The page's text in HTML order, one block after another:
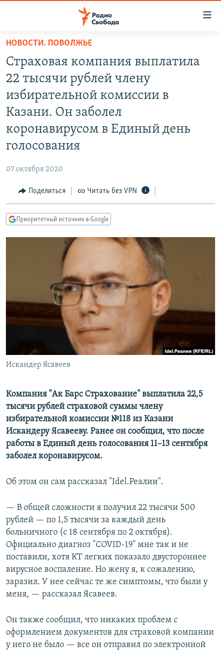
упрощенного
доступа
Вернуться
основному
содержанию
главной
Вернутся
поиску
ПОДКАСТЫ
АВТОРСКИЕ ПРОЕКТЫ
ЦИТАТЫ СВОБОДЫ
МНЕНИЯ
КУЛЬТУРА
СЕВЕР.РЕАЛИИ
СИБИРЬ.РЕАЛИИ
ПОДПИШИТЕСЬ НА РАССЫЛКУ
СОЦИАЛЬНЫЕ СЕТИ
Все сайты РСЕ/РС
НОВОСТИ. ПОВОЛЖЬЕ
Страховая компания выплатила
22 тысячи рублей члену
избирательной комиссии в
Казани. Он заболел
коронавирусом в Единый день
голосования
07 октября 2020
Поделиться Читать без VPN
Приоритетный источник в Google
Искандер Ясавеев
Компания "Ак Барс Страхование" выплатила 22,5
тысячи рублей страховой суммы члену
избирательной комиссии №118 из Казани
Искандеру Ясавееву. Ранее он сообщил, что после
работы в Единый день голосования 11–13 сентября
заболел коронавирусом.
Об этом он сам рассказал "Idel.Реалии".
— В общей сложности я получил 22 тысячи 500
рублей — по 1,5 тысячи за каждый день
больничного (с 18 сентября по 2 октября).
Официально диагноз "COVID-19" мне так и не
поставили, хотя КТ легких показало двустороннее
вирусное воспаление. Но жену я, к сожалению,
заразил. У нее сейчас те же симптомы, что были у
меня, — рассказал Ясавеев.
Он также сообщил, что никаких проблем с
оформлением документов для страховой компании
у него не было — все он отправил по электронной